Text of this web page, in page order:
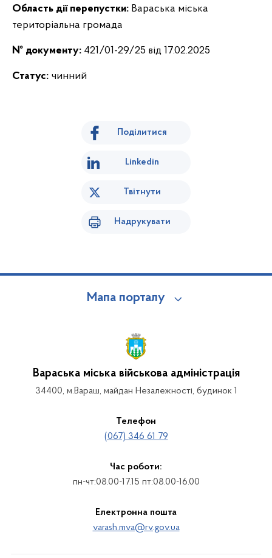
Область дії перепустки: Вараська міська
територіальна громада
№ документу: 421/01-29/25 від 17.02.2025
Статус: чинний
Поділитися
Linkedin
Твітнути
Надрукувати
Мапа порталу
Вараська міська військова адміністрація
34400, м.Вараш, майдан Незалежності, будинок 1
Телефон
(067) 346 61 79
Час роботи:
пн-чт:08.00-17.15 пт:08.00-16.00
Електронна пошта
varash.mva@rv.gov.ua